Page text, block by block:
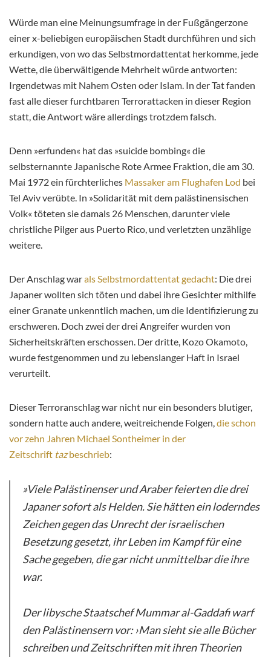
Würde man eine Meinungsumfrage in der Fußgängerzone
einer x-beliebigen europäischen Stadt durchführen und sich
erkundigen, von wo das Selbstmordattentat herkomme, jede
Wette, die überwältigende Mehrheit würde antworten:
Irgendetwas mit Nahem Osten oder Islam. In der Tat fanden
fast alle dieser furchtbaren Terrorattacken in dieser Region
statt, die Antwort wäre allerdings trotzdem falsch.
Denn »erfunden« hat das »suicide bombing« die
selbsternannte Japanische Rote Armee Fraktion, die am 30.
Mai 1972 ein fürchterliches Massaker am Flughafen Lod bei
Tel Aviv verübte. In »Solidarität mit dem palästinensischen
Volk« töteten sie damals 26 Menschen, darunter viele
christliche Pilger aus Puerto Rico, und verletzten unzählige
weitere.
Der Anschlag warals Selbstmordattentat gedacht: Die drei
Japaner wollten sich töten und dabei ihre Gesichter mithilfe
einer Granate unkenntlich machen, um die Identifizierung zu
erschweren. Doch zwei der drei Angreifer wurden von
Sicherheitskräften erschossen. Der dritte, Kozo Okamoto,
wurde festgenommen und zu lebenslanger Haft in Israel
verurteilt.
Dieser Terroranschlag war nicht nur ein besonders blutiger,
sondern hatte auch andere, weitreichende Folgen, die schon
vor zehn Jahren Michael Sontheimer in der
Zeitschrift tazbeschrieb:
»Viele Palästinenser und Araber feierten die drei
Japaner sofort als Helden. Sie hätten ein loderndes
Zeichen gegen das Unrecht der israelischen
Besetzung gesetzt, ihr Leben im Kampf für eine
Sache gegeben, die gar nicht unmittelbar die ihre
war.
Der libysche Staatschef Mummar al-Gaddafi warf
den Palästinensern vor: ›Man sieht sie alle Bücher
schreiben und Zeitschriften mit ihren Theorien